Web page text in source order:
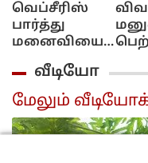
வெப்சீரிஸ்
பார்த்து
மனைவியை
கொன்ற
கணவன்..
மூன்றே
நாளில்
கைது..!
வீடியோ
மேலும்